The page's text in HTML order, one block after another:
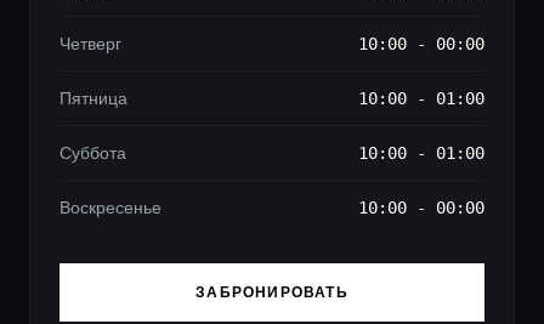
Четверг 10:00 - 00:00
Пятница 10:00 - 01:00
Суббота 10:00 - 01:00
Воскресенье 10:00 - 00:00
ЗАБРОНИРОВАТЬ